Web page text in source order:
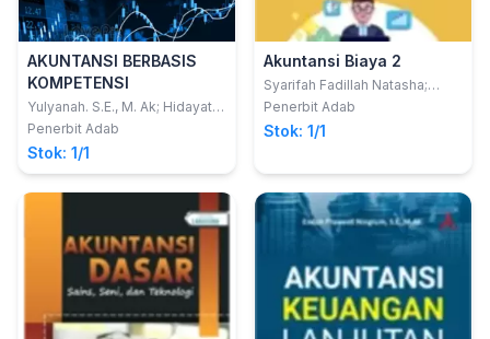
AKUNTANSI BERBASIS
KOMPETENSI
Yulyanah. S.E., M. Ak; Hidayatul
Mu’arifin, S.E., A.k., M.M, CADE,
Penerbit Adab
Stok: 1/1
Akuntansi Biaya 2
Syarifah Fadillah Natasha;
Thetty Surienty Rajagukguk
Penerbit Adab
Stok: 1/1